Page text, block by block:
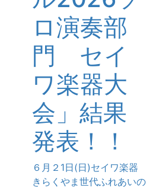
ロ演奏部
門 セイ
ワ楽器大
会」結果
発表！！
６月２1日(日)セイワ楽器
きらくやま世代ふれあいの